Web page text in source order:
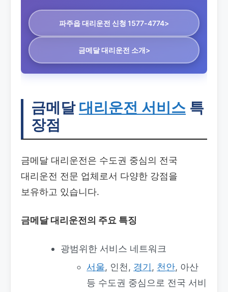
파주읍 대리운전 신청 1577-4774>
금메달 대리운전 소개>
금메달 대리운전 서비스 특
장점
금메달 대리운전은 수도권 중심의 전국
대리운전 전문 업체로서 다양한 강점을
보유하고 있습니다.
금메달 대리운전의 주요 특징
광범위한 서비스 네트워크
서울, 인천, 경기, 천안, 아산
등 수도권 중심으로 전국 서비